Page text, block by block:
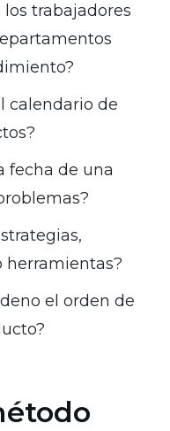
trabajadores
calendario de
fecha de una
herramientas?
el orden de